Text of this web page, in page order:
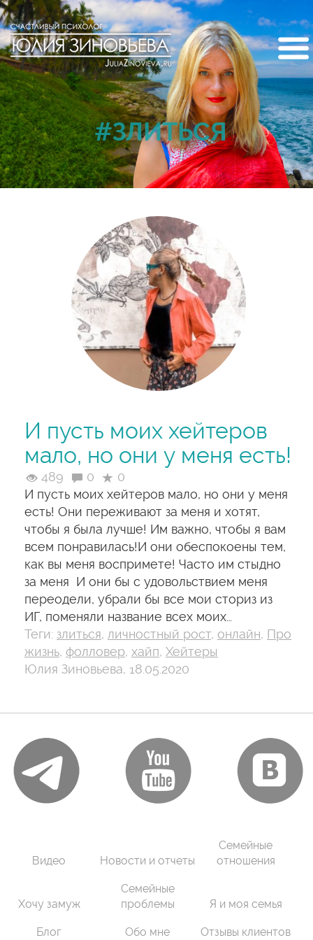
#ЗЛИТЬСЯ
И пусть моих хейтеров
мало, но они у меня есть!
489 0
0
И пусть моих хейтеров мало, но они у меня
есть! Они переживают за меня и хотят,
чтобы я была лучше! Им важно, чтобы я вам
всем понравилась!И они обеспокоены тем,
как вы меня воспримете! Часто им стыдно
за меня И они бы с удовольствием меня
переодели, убрали бы все мои сториз из
ИГ, поменяли название всех моих…
Теги: злиться, личностный рост, онлайн, Про
жизнь, фолловер, хайп, Хейтеры
Юлия Зиновьева, 18.05.2020
Видео Новости и отчеты
Семейные
отношения
Хочу замуж
Семейные
проблемы
Я и моя семья
Блог Обо мне Отзывы клиентов